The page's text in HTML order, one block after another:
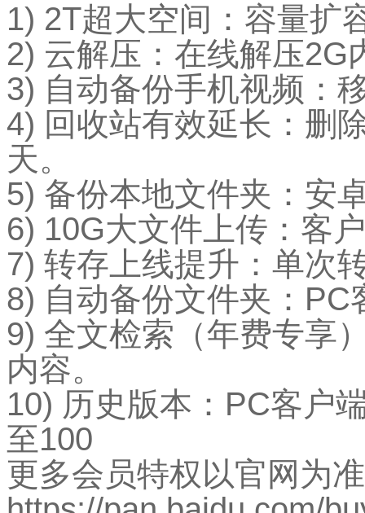
1) 2T超大空间：容量扩
2) 云解压：在线解压2G
3) 自动备份手机视频：
4) 回收站有效延长：删
天。
5) 备份本地文件夹：安
6) 10G大文件上传：客
7) 转存上线提升：单次
8) 自动备份文件夹：
9) 全文检索（年费专享
内容。
10) 历史版本：PC客户
至100
更多会员特权以官网为